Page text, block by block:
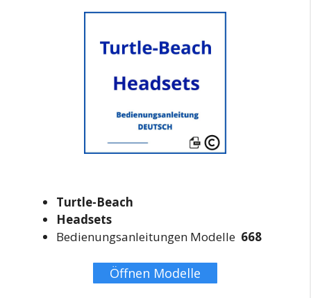
Turtle-Beach
Headsets
Bedienungsanleitungen Modelle 668
Öffnen Modelle